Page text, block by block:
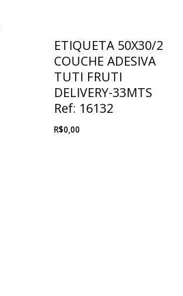
ETIQUETA 50X30/2
COUCHE ADESIVA
TUTI FRUTI
DELIVERY-33MTS
Ref: 16132
R$0,00